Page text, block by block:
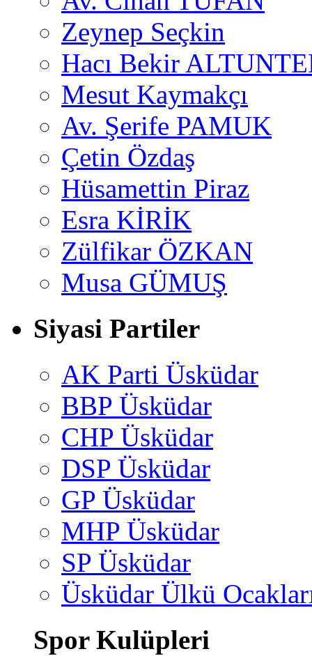
Zeynep Seçkin
Hacı Bekir
Mesut Kaymakçı
Av. Şerife PAMUK
Çetin Özdaş
Hüsamettin Piraz
Esra KİRİK
Zülfikar ÖZKAN
Musa GÜMUŞ
Siyasi Partiler
AK Parti Üsküdar
BBP Üsküdar
CHP Üsküdar
DSP Üsküdar
GP Üsküdar
MHP Üsküdar
SP Üsküdar
Üsküdar Ülkü
Spor Kulüpleri